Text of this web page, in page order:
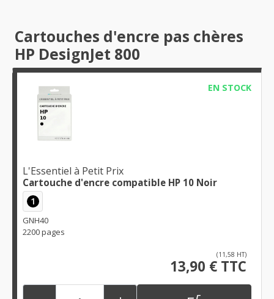
Cartouches d'encre pas chères
HP DesignJet 800
EN STOCK
L'Essentiel à Petit Prix
Cartouche d'encre compatible HP 10 Noir
1
GNH40
2200 pages
(11,58 HT)
13,90 € TTC